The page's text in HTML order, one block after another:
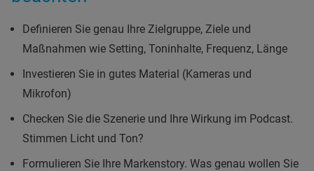
Definieren Sie genau Ihre Zielgruppe, Ziele und
Maßnahmen wie Setting, Toninhalte, Frequenz, Länge
Investieren Sie in gutes Material (Kameras und
Mikrofon)
Checken Sie die Szenerie und Ihre Wirkung im Podcast.
Stimmen Licht und Ton?
Formulieren Sie Ihre Markenstory. Was genau wollen Sie